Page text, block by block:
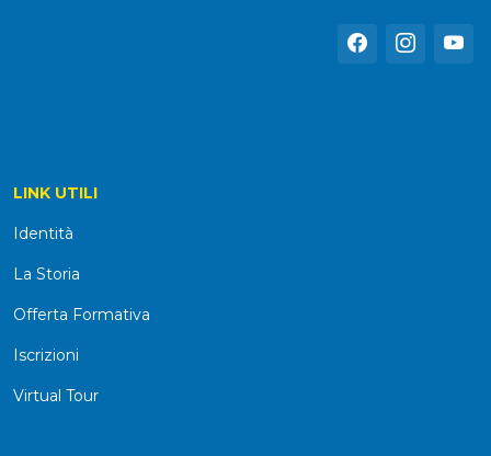
LINK UTILI
Identità
La Storia
Offerta Formativa
Iscrizioni
Virtual Tour